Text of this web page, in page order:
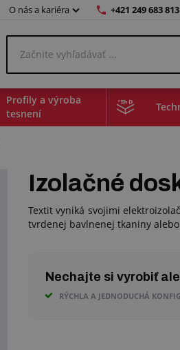
O nás a kariéra +421 249 683 813
Profily a výroba
tesnení
Izolačné
Textit vyniká svojimi
tvrdenej bavlnenej tkaniny
Nechajte si vyrobiť
RÝCHLA A JEDNODUCHÁ